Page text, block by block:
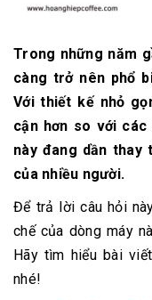
Trong những năm
càng trở nên phổ
Với thiết kế nhỏ
cận hơn so với
này đang dần thay
của nhiều người.
Để trả lời câu hỏi
chế của dòng máy
Hãy tìm hiểu bài
nhé!